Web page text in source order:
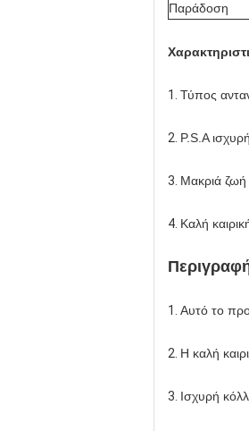
Παράδοση
1. Τύπος
2. P.S.A
3. Μακριά
4. Καλή
1. Αυτό το
2. Η καλή
3. Ισχυρή